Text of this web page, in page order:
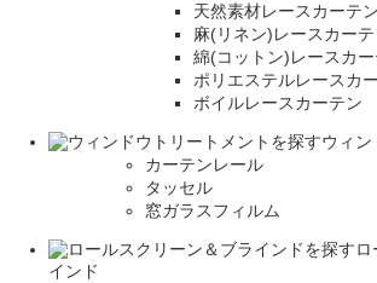
天然素材レースカーテン
麻(リネン)レースカーテ
綿(コットン)レースカー
ポリエステルレースカ
ボイルレースカーテン
ウィン
カーテンレール
タッセル
窓ガラスフィルム
インド